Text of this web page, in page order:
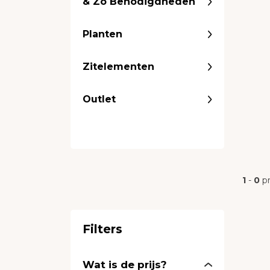
Planten
Zitelementen
Outlet
1 - 0
Filters
Wat is de prijs?